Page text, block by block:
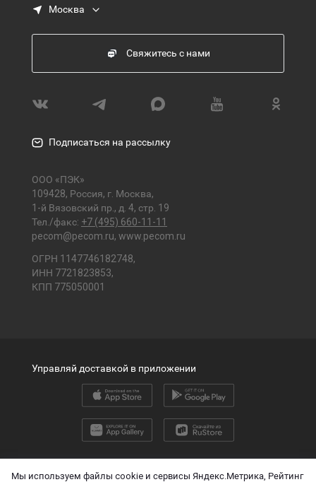
Мы используем файлы cookie и сервисы Яндекс.Метрика, Рейтинг
Москва
Свяжитесь с нами
Подписаться на рассылку
ООО «ПЭК»
109428, Россия, г. Москва,
1-й Вязовский пр., д. 4, стр. 19
Тел./факс: +7 (495) 660-11-11
pecom@pecom.ru, www.pecom.ru
ОГРН 1147746182748,
ИНН 7721823853,
КПП 775050001
2026 © ООО «ПЭК»
Управляй доставкой в приложении